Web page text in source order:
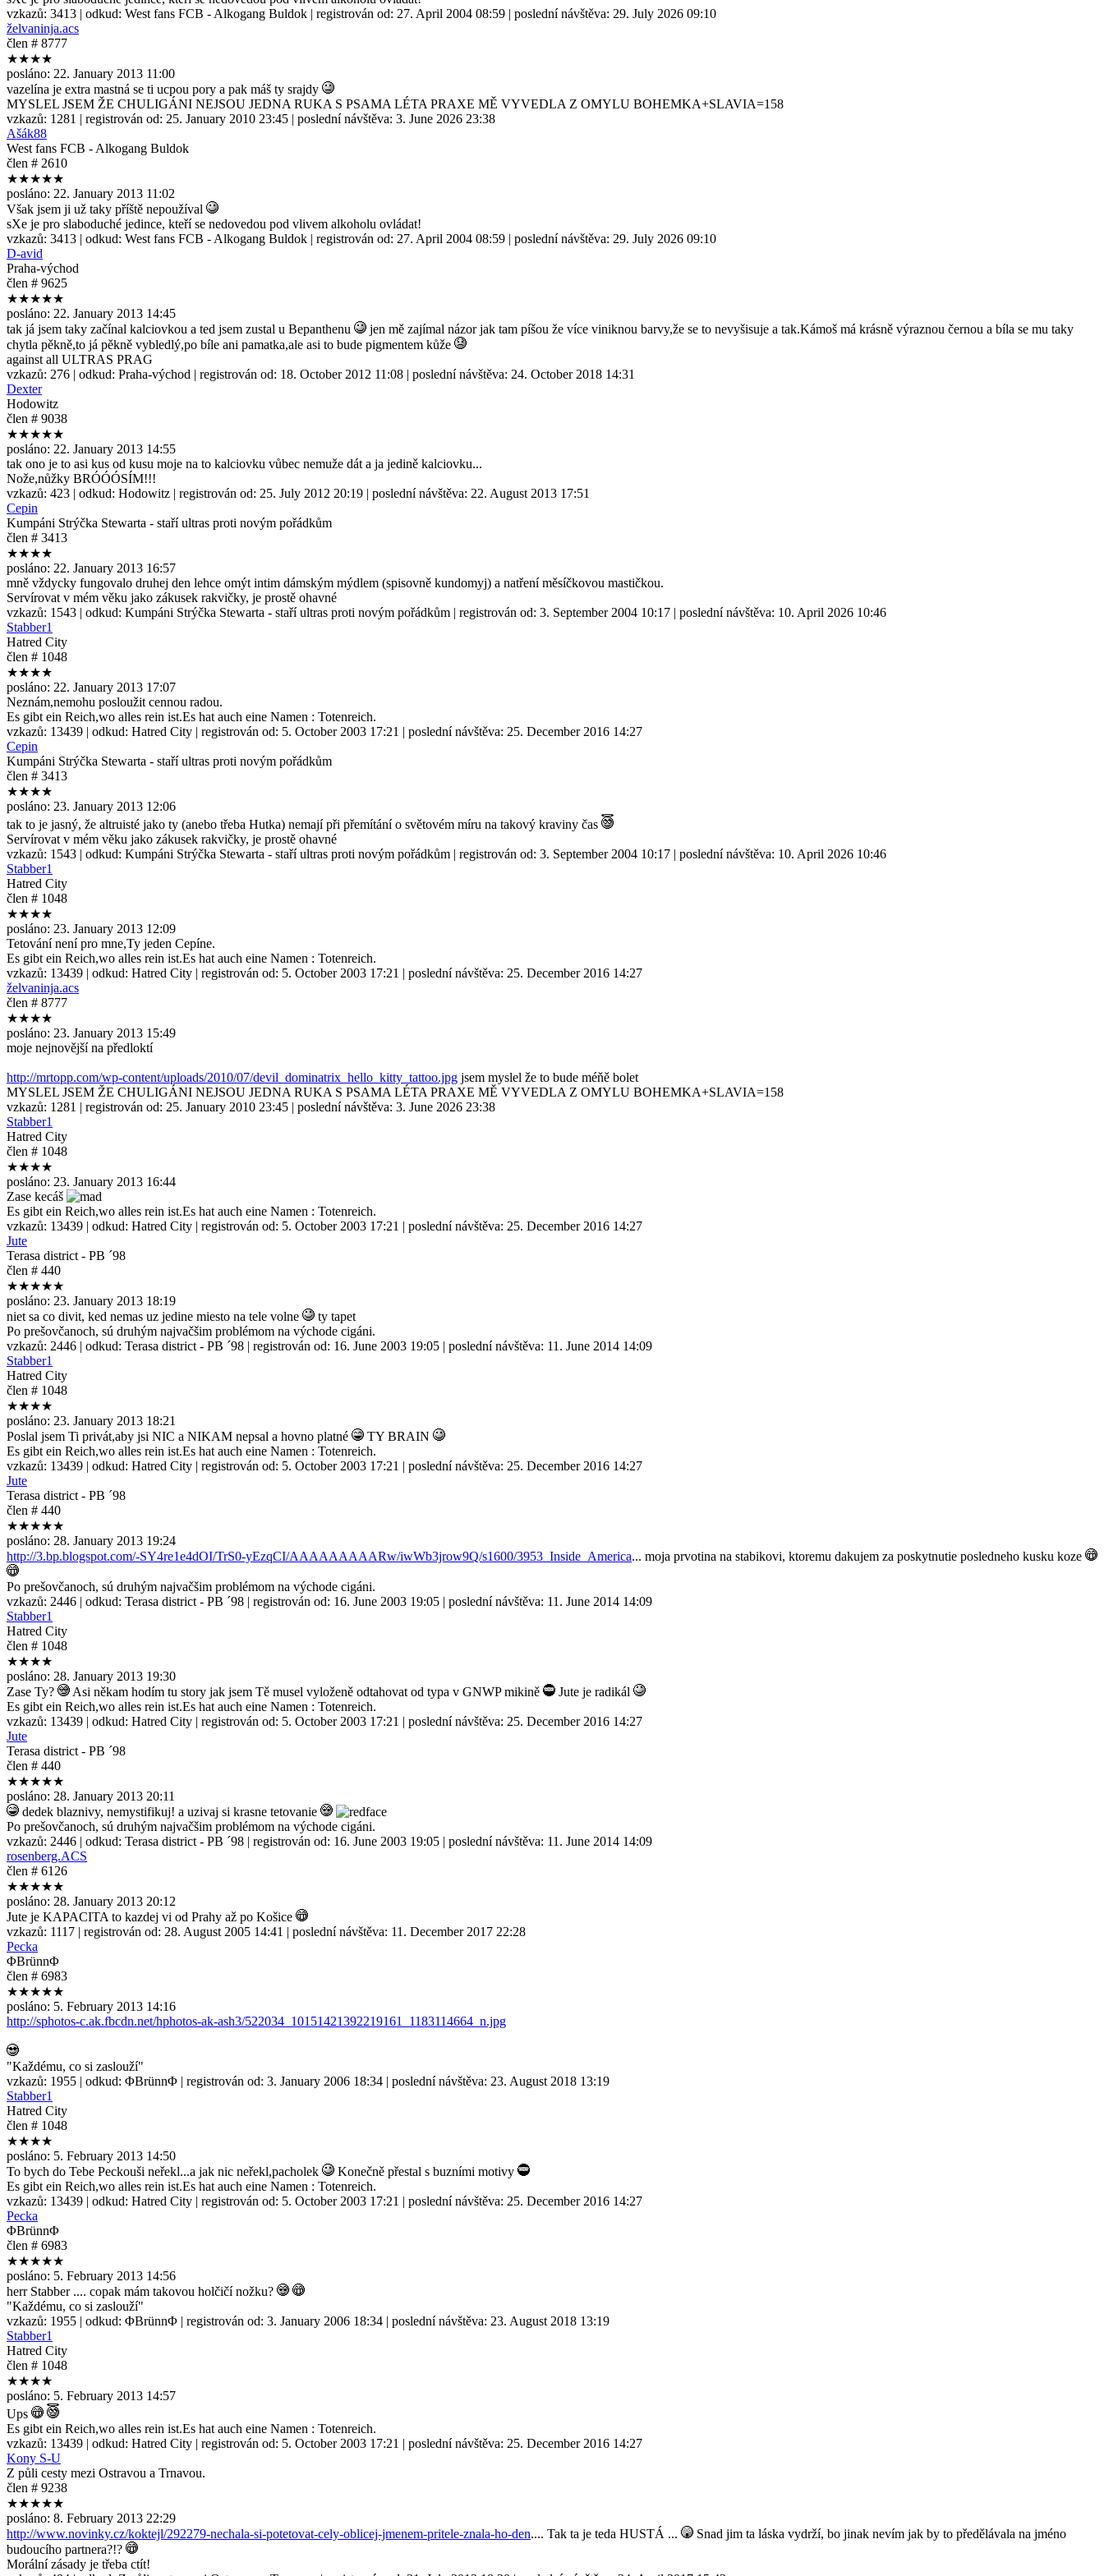
vzkazů: 3413 | odkud: West fans FCB - Alkogang Buldok | registrován od: 27. April 2004 08:59 | poslední návštěva: 29. July 2026 09:10
želvaninja.acs
člen # 8777
★★★★
posláno: 22. January 2013 11:00
vazelína je extra mastná se ti ucpou pory a pak máš ty srajdy
MYSLEL JSEM ŽE CHULIGÁNI NEJSOU JEDNA RUKA S PSAMA LÉTA PRAXE MĚ VYVEDLA Z OMYLU BOHEMKA+SLAVIA=158
vzkazů: 1281 | registrován od: 25. January 2010 23:45 | poslední návštěva: 3. June 2026 23:38
Ašák88
West fans FCB - Alkogang Buldok
člen # 2610
★★★★★
posláno: 22. January 2013 11:02
Však jsem ji už taky příště nepoužíval
sXe je pro slaboduché jedince, kteří se nedovedou pod vlivem alkoholu ovládat!
vzkazů: 3413 | odkud: West fans FCB - Alkogang Buldok | registrován od: 27. April 2004 08:59 | poslední návštěva: 29. July 2026 09:10
D-avid
Praha-východ
člen # 9625
★★★★★
posláno: 22. January 2013 14:45
tak já jsem taky začínal kalciovkou a ted jsem zustal u Bepanthenu
jen mě zajímal názor jak tam píšou že více viniknou barvy,že se to nevyšisuje a tak.Kámoš má krásně výraznou černou a bíla se mu taky
chytla pěkně,to já pěkně vybledlý,po bíle ani pamatka,ale asi to bude pigmentem kůže
against all ULTRAS PRAG
vzkazů: 276 | odkud: Praha-východ | registrován od: 18. October 2012 11:08 | poslední návštěva: 24. October 2018 14:31
Dexter
Hodowitz
člen # 9038
★★★★★
posláno: 22. January 2013 14:55
tak ono je to asi kus od kusu moje na to kalciovku vůbec nemuže dát a ja jedině kalciovku...
Nože,nůžky BRÓÓÓSÍM!!!
vzkazů: 423 | odkud: Hodowitz | registrován od: 25. July 2012 20:19 | poslední návštěva: 22. August 2013 17:51
Cepin
Kumpáni Strýčka Stewarta - staří ultras proti novým pořádkům
člen # 3413
★★★★
posláno: 22. January 2013 16:57
mně vždycky fungovalo druhej den lehce omýt intim dámským mýdlem (spisovně kundomyj) a natření měsíčkovou mastičkou.
Servírovat v mém věku jako zákusek rakvičky, je prostě ohavné
vzkazů: 1543 | odkud: Kumpáni Strýčka Stewarta - staří ultras proti novým pořádkům | registrován od: 3. September 2004 10:17 | poslední návštěva: 10. April 2026 10:46
Stabber1
Hatred City
člen # 1048
★★★★
posláno: 22. January 2013 17:07
Neznám,nemohu posloužit cennou radou.
Es gibt ein Reich,wo alles rein ist.Es hat auch eine Namen : Totenreich.
vzkazů: 13439 | odkud: Hatred City | registrován od: 5. October 2003 17:21 | poslední návštěva: 25. December 2016 14:27
Cepin
Kumpáni Strýčka Stewarta - staří ultras proti novým pořádkům
člen # 3413
★★★★
posláno: 23. January 2013 12:06
tak to je jasný, že altruisté jako ty (anebo třeba Hutka) nemají při přemítání o světovém míru na takový kraviny čas
Servírovat v mém věku jako zákusek rakvičky, je prostě ohavné
vzkazů: 1543 | odkud: Kumpáni Strýčka Stewarta - staří ultras proti novým pořádkům | registrován od: 3. September 2004 10:17 | poslední návštěva: 10. April 2026 10:46
Stabber1
Hatred City
člen # 1048
★★★★
posláno: 23. January 2013 12:09
Tetování není pro mne,Ty jeden Cepíne.
Es gibt ein Reich,wo alles rein ist.Es hat auch eine Namen : Totenreich.
vzkazů: 13439 | odkud: Hatred City | registrován od: 5. October 2003 17:21 | poslední návštěva: 25. December 2016 14:27
želvaninja.acs
člen # 8777
★★★★
posláno: 23. January 2013 15:49
moje nejnovější na předloktí
http://mrtopp.com/wp-content/uploads/2010/07/devil_dominatrix_hello_kitty_tattoo.jpg jsem myslel že to bude méňě bolet
MYSLEL JSEM ŽE CHULIGÁNI NEJSOU JEDNA RUKA S PSAMA LÉTA PRAXE MĚ VYVEDLA Z OMYLU BOHEMKA+SLAVIA=158
vzkazů: 1281 | registrován od: 25. January 2010 23:45 | poslední návštěva: 3. June 2026 23:38
Stabber1
Hatred City
člen # 1048
★★★★
posláno: 23. January 2013 16:44
Zase kecáš
Es gibt ein Reich,wo alles rein ist.Es hat auch eine Namen : Totenreich.
vzkazů: 13439 | odkud: Hatred City | registrován od: 5. October 2003 17:21 | poslední návštěva: 25. December 2016 14:27
Jute
Terasa district - PB ´98
člen # 440
★★★★★
posláno: 23. January 2013 18:19
niet sa co divit, ked nemas uz jedine miesto na tele volne
ty tapet
Po prešovčanoch, sú druhým najvačšim problémom na východe cigáni.
vzkazů: 2446 | odkud: Terasa district - PB ´98 | registrován od: 16. June 2003 19:05 | poslední návštěva: 11. June 2014 14:09
Stabber1
Hatred City
člen # 1048
★★★★
posláno: 23. January 2013 18:21
Poslal jsem Ti privát,aby jsi NIC a NIKAM nepsal a hovno platné
TY BRAIN
Es gibt ein Reich,wo alles rein ist.Es hat auch eine Namen : Totenreich.
vzkazů: 13439 | odkud: Hatred City | registrován od: 5. October 2003 17:21 | poslední návštěva: 25. December 2016 14:27
Jute
Terasa district - PB ´98
člen # 440
★★★★★
posláno: 28. January 2013 19:24
http://3.bp.blogspot.com/-SY4re1e4dOI/TrS0-yEzqCI/AAAAAAAAARw/iwWb3jrow9Q/s1600/3953_Inside_America... moja prvotina na stabikovi, ktoremu dakujem za poskytnutie posledneho kusku koze
Po prešovčanoch, sú druhým najvačšim problémom na východe cigáni.
vzkazů: 2446 | odkud: Terasa district - PB ´98 | registrován od: 16. June 2003 19:05 | poslední návštěva: 11. June 2014 14:09
Stabber1
Hatred City
člen # 1048
★★★★
posláno: 28. January 2013 19:30
Zase Ty?
Asi někam hodím tu story jak jsem Tě musel vyloženě odtahovat od typa v GNWP mikině
Jute je radikál
Es gibt ein Reich,wo alles rein ist.Es hat auch eine Namen : Totenreich.
vzkazů: 13439 | odkud: Hatred City | registrován od: 5. October 2003 17:21 | poslední návštěva: 25. December 2016 14:27
Jute
Terasa district - PB ´98
člen # 440
★★★★★
posláno: 28. January 2013 20:11
dedek blaznivy, nemystifikuj! a uzivaj si krasne tetovanie
Po prešovčanoch, sú druhým najvačšim problémom na východe cigáni.
vzkazů: 2446 | odkud: Terasa district - PB ´98 | registrován od: 16. June 2003 19:05 | poslední návštěva: 11. June 2014 14:09
rosenberg.ACS
člen # 6126
★★★★★
posláno: 28. January 2013 20:12
Jute je KAPACITA to kazdej vi od Prahy až po Košice
vzkazů: 1117 | registrován od: 28. August 2005 14:41 | poslední návštěva: 11. December 2017 22:28
Pecka
ΦBrünnΦ
člen # 6983
★★★★★
posláno: 5. February 2013 14:16
http://sphotos-c.ak.fbcdn.net/hphotos-ak-ash3/522034_10151421392219161_1183114664_n.jpg
"Každému, co si zaslouží"
vzkazů: 1955 | odkud: ΦBrünnΦ | registrován od: 3. January 2006 18:34 | poslední návštěva: 23. August 2018 13:19
Stabber1
Hatred City
člen # 1048
★★★★
posláno: 5. February 2013 14:50
To bych do Tebe Peckouši neřekl...a jak nic neřekl,pacholek
Konečně přestal s buzními motivy
Es gibt ein Reich,wo alles rein ist.Es hat auch eine Namen : Totenreich.
vzkazů: 13439 | odkud: Hatred City | registrován od: 5. October 2003 17:21 | poslední návštěva: 25. December 2016 14:27
Pecka
ΦBrünnΦ
člen # 6983
★★★★★
posláno: 5. February 2013 14:56
herr Stabber .... copak mám takovou holčičí nožku?
"Každému, co si zaslouží"
vzkazů: 1955 | odkud: ΦBrünnΦ | registrován od: 3. January 2006 18:34 | poslední návštěva: 23. August 2018 13:19
Stabber1
Hatred City
člen # 1048
★★★★
posláno: 5. February 2013 14:57
Ups
Es gibt ein Reich,wo alles rein ist.Es hat auch eine Namen : Totenreich.
vzkazů: 13439 | odkud: Hatred City | registrován od: 5. October 2003 17:21 | poslední návštěva: 25. December 2016 14:27
Kony S-U
Z půli cesty mezi Ostravou a Trnavou.
člen # 9238
★★★★★
posláno: 8. February 2013 22:29
http://www.novinky.cz/koktejl/292279-nechala-si-potetovat-cely-oblicej-jmenem-pritele-znala-ho-den.... Tak ta je teda HUSTÁ ...
Snad jim ta láska vydrží, bo jinak nevím jak by to předělávala na jméno
budoucího partnera?!?
Morální zásady je třeba ctít!